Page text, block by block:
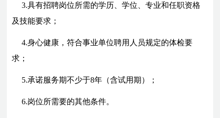
3.具有招聘岗位所需的学历、学位、专业和任职资格
及技能要求；
4.身心健康，符合事业单位聘用人员规定的体检要
求；
5.承诺服务期不少于8年（含试用期）；
6.岗位所需要的其他条件。